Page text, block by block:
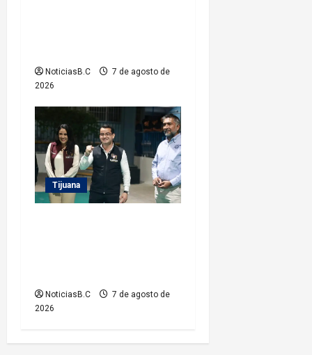
NoticiasB.C
7 de agosto de
2026
Tijuana
NoticiasB.C
7 de agosto de
2026